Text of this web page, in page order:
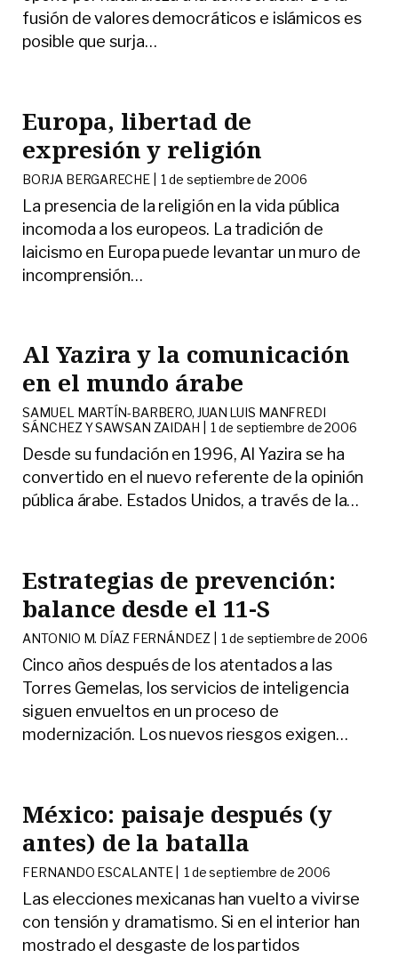
fusión de valores democráticos e islámicos es
posible que surja…
Europa, libertad de
expresión y religión
BORJA BERGARECHE |1 de septiembre de 2006
La presencia de la religión en la vida pública
incomoda a los europeos. La tradición de
laicismo en Europa puede levantar un muro de
incomprensión…
Al Yazira y la comunicación
en el mundo árabe
SAMUEL MARTÍN-BARBERO, JUAN LUIS MANFREDI
SÁNCHEZ Y SAWSAN ZAIDAH |1 de septiembre de 2006
Desde su fundación en 1996, Al Yazira se ha
convertido en el nuevo referente de la opinión
pública árabe. Estados Unidos, a través de la…
Estrategias de prevención:
balance desde el 11-S
ANTONIO M. DÍAZ FERNÁNDEZ |1 de septiembre de 2006
Cinco años después de los atentados a las
Torres Gemelas, los servicios de inteligencia
siguen envueltos en un proceso de
modernización. Los nuevos riesgos exigen…
México: paisaje después (y
antes) de la batalla
FERNANDO ESCALANTE |1 de septiembre de 2006
Las elecciones mexicanas han vuelto a vivirse
con tensión y dramatismo. Si en el interior han
mostrado el desgaste de los partidos